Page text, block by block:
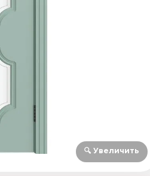
🔍 Увеличить